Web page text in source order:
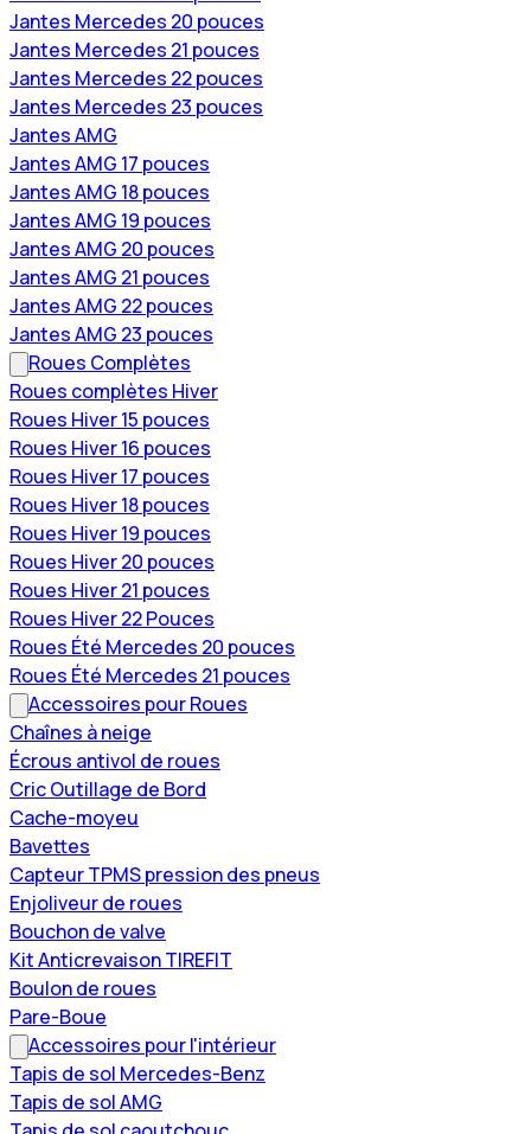
Jantes Mercedes 20 pouces
Jantes Mercedes 21 pouces
Jantes Mercedes 22 pouces
Jantes Mercedes 23 pouces
Jantes AMG
Jantes AMG 17 pouces
Jantes AMG 18 pouces
Jantes AMG 19 pouces
Jantes AMG 20 pouces
Jantes AMG 21 pouces
Jantes AMG 22 pouces
Jantes AMG 23 pouces
Roues Complètes
Roues complètes Hiver
Roues Hiver 15 pouces
Roues Hiver 16 pouces
Roues Hiver 17 pouces
Roues Hiver 18 pouces
Roues Hiver 19 pouces
Roues Hiver 20 pouces
Roues Hiver 21 pouces
Roues Hiver 22 Pouces
Roues Été Mercedes 20 pouces
Roues Été Mercedes 21 pouces
Accessoires pour Roues
Chaînes à neige
Écrous antivol de roues
Cric Outillage de Bord
Cache-moyeu
Bavettes
Capteur TPMS pression des pneus
Enjoliveur de roues
Bouchon de valve
Kit Anticrevaison TIREFIT
Boulon de roues
Pare-Boue
Accessoires pour l'intérieur
Tapis de sol Mercedes-Benz
Tapis de sol AMG